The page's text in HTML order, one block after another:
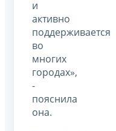
и
активно
поддерживается
во
многих
городах»,
-
пояснила
она.